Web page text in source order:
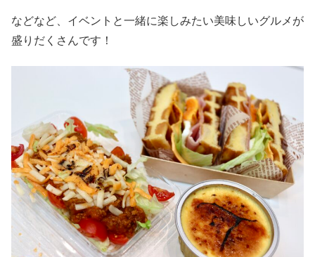
などなど、イベントと一緒に楽しみたい美味しいグルメが
盛りだくさんです！